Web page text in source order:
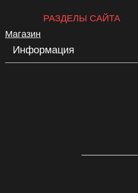
РАЗДЕЛЫ САЙТА
Магазин
Информация